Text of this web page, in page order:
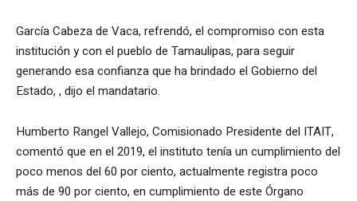
García Cabeza de Vaca, refrendó, el compromiso con esta
institución y con el pueblo de Tamaulipas, para seguir
generando esa confianza que ha brindado el Gobierno del
Estado, , dijo el mandatario.
Humberto Rangel Vallejo, Comisionado Presidente del ITAIT,
comentó que en el 2019, el instituto tenía un cumplimiento del
poco menos del 60 por ciento, actualmente registra poco
más de 90 por ciento, en cumplimiento de este Órgano